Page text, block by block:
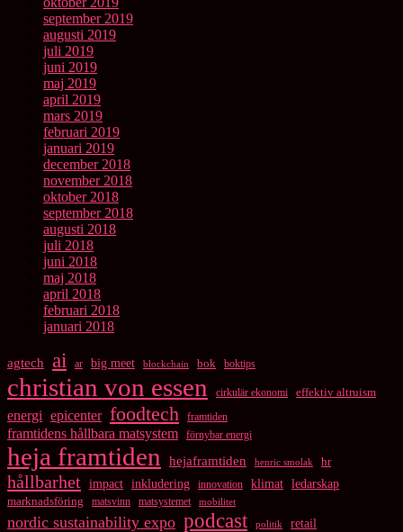
september 2019
augusti 2019
juli 2019
juni 2019
maj 2019
april 2019
mars 2019
februari 2019
januari 2019
december 2018
november 2018
oktober 2018
september 2018
augusti 2018
juli 2018
juni 2018
maj 2018
april 2018
februari 2018
januari 2018
agtech ai ar big meet blockchain bok boktips
christian von essen cirkulär ekonomi effektiv altruism
energi epicenter foodtech framtiden
framtidens hållbara matsystem förnybar energi
heja framtiden hejaframtiden henric smolak hr
hållbarhet impact inkludering innovation klimat ledarskap
marknadsföring matsvinn matsystemet mobilitet
nordic sustainability expo podcast politik retail